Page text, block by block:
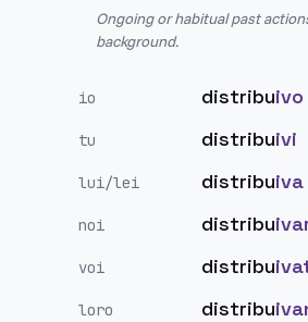
Ongoing or habitual past
background.
io distribuivo
tu distribuivi
lui/lei distribuiva
noi distribu
voi distribu
loro distribu